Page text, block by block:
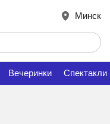
Минск
Вечеринки Спектакли